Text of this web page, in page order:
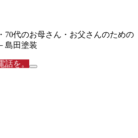
70代のお母さん・お父さんのための
島田塗装
を。